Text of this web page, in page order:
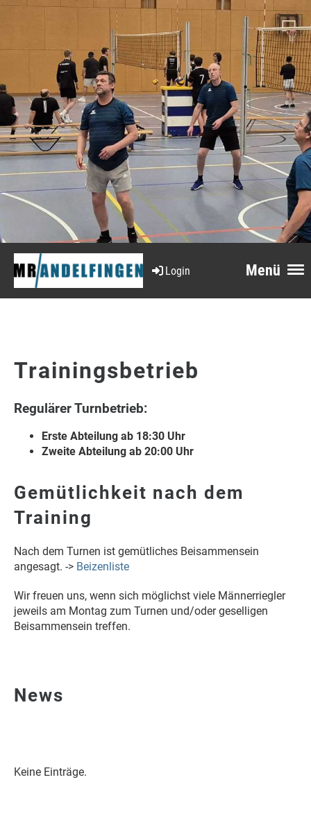
Menü
Login
Trainingsbetrieb
Regulärer Turnbetrieb:
Erste Abteilung ab 18:30 Uhr
Zweite Abteilung ab 20:00 Uhr
Gemütlichkeit nach dem
Training
Nach dem Turnen ist gemütliches Beisammensein
angesagt. -> Beizenliste
Wir freuen uns, wenn sich möglichst viele Männerriegler
jeweils am Montag zum Turnen und/oder geselligen
Beisammensein treffen.
News
Keine Einträge.